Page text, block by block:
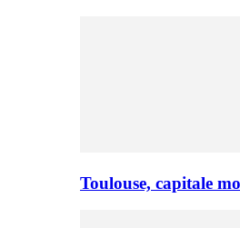
Toulouse, capitale